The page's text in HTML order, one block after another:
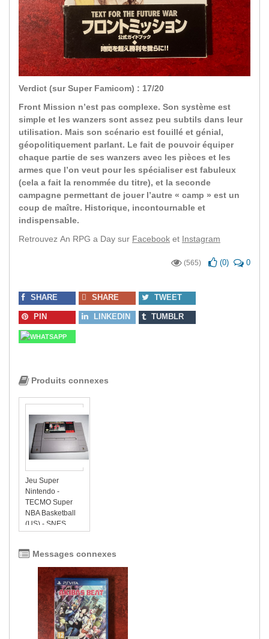
Verdict (sur Super Famicom) : 17/20
Front Mission n’est pas complexe. Son système est
simple et les wanzers sont assez peu subtils dans leur
utilisation. Mais son scénario est fouillé et génial,
géopolitiquement parlant. Le fait de pouvoir équiper
chaque partie de ses wanzers avec les pièces et les
armes que l’on veut pour les spécialiser est fabuleux
(cela a fait la renommée du titre), et la seconde
campagne permettant de jouer l’autre « camp » est un
coup de maître. Historique, incontournable et
indispensable.
Retrouvez An RPG a Day sur Facebook et Instagram
(565) (0) 0
SHARE SHARE TWEET
PIN LINKEDIN TUMBLR
Produits connexes
Jeu Super
Nintendo -
TECMO Super
NBA Basketball
(US) - SNES
Messages connexes